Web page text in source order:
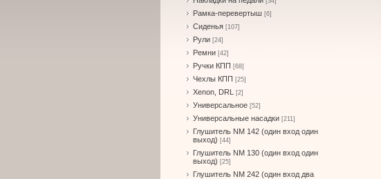
Рамка-перевертыш [6]
Сиденья [107]
Рули [24]
Ремни [42]
Ручки КПП [68]
Чехлы КПП [25]
Xenon, DRL [2]
Универсальное [52]
Универсальные насадки [211]
Глушитель NM 142 (один вход один
выход) [44]
Глушитель NM 130 (один вход один
выход) [25]
Глушитель NM 242 (один вход два